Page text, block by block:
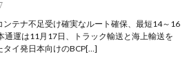
ンテナ不足受け確実なルート確保、最短14～16
通運は11月17日、トラック輸送と海上輸送を
タイ発日本向けのBCP[…]